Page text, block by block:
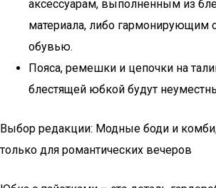
аксессуарам, выполненным из
материала, либо гармонирующим
обувью.
Пояса, ремешки и цепочки на
блестящей юбкой будут
Выбор редакции: Модные боди и
только для романтических вечеров